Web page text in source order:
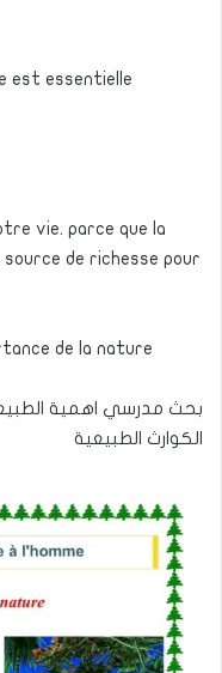
est essentielle
vie. parce que la
de richesse pour
de la nature
بحث مدرسي اهمية
الكوارث الطبيعية